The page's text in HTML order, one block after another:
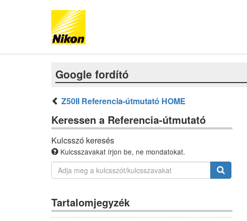
Google fordító
Z50II Referencia-útmutató HOME
Keressen a Referencia-útmutató
Kulcsszó keresés
Kulcsszavakat írjon be, ne mondatokat.
Tartalomjegyzék